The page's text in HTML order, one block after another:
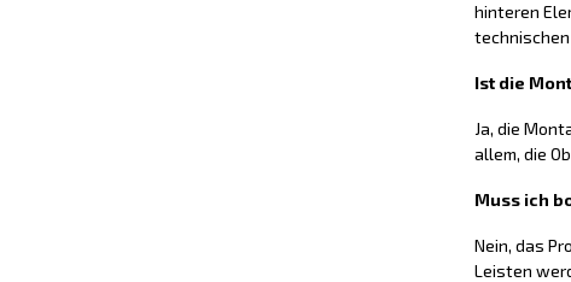
hinteren
Ist die
Ja, die
allem, die
Muss ich
Nein, das
Leisten